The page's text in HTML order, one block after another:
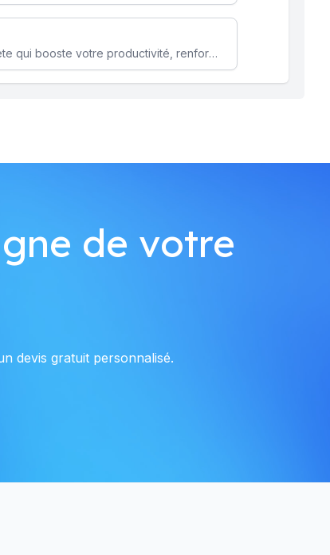
Microsoft 365 une solution complète qui booste votre productivité, renforce la sécurité de vos données et facilite la collaboration.
de votre
devis gratuit personnalisé.